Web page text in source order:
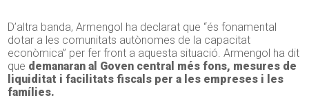
D’altra banda, Armengol ha declarat que “és fonamental
dotar a les comunitats autònomes de la capacitat
econòmica” per fer front a aquesta situació. Armengol ha dit
que demanaran al Goven central més fons, mesures de
liquiditat i facilitats fiscals per a les empreses i les
famílies.